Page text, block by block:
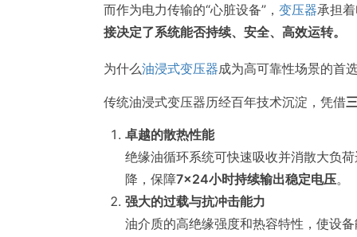
而作为电力传输的“心脏设备”， 变压器承担
接决定了系统能否持续、安全、高效运转。
为什么油浸式变压器成为高可靠性场景的首
传统油浸式变压器历经百年技术沉淀，凭借
卓越的散热性能
绝缘油循环系统可快速吸收并消散大负
降，保障7×24小时持续输出稳定电压。
强大的过载与抗冲击能力
油介质的高绝缘强度和热容特性，使设